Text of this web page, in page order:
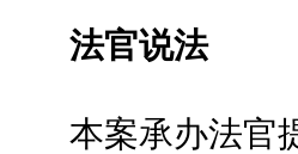
法官说法
本案承办法官提